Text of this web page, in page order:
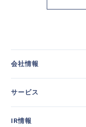
会社情報
サービス
IR情報